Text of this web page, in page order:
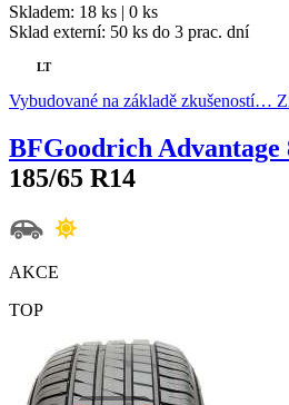
Skladem: 18 ks | 0 ks
Sklad externí: 50 ks do 3 prac. dní
LT
Vybudované na základě zkušeností…
BFGoodrich Advantage
185/65 R14
AKCE
TOP